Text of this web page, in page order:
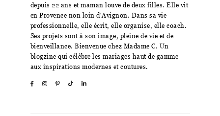
depuis 22 ans et maman louve de deux filles. Elle vit
en Provence non loin d'Avignon. Dans sa vie
professionnelle, elle écrit, elle organise, elle coach.
Ses projets sont à son image, pleine de vie et de
bienveillance. Bienvenue chez Madame C. Un
blogzine qui célèbre les mariages haut de gamme
aux inspirations modernes et coutures.